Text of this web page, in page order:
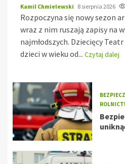
Kamil Chmielewski 8 sierpnia 2026
Rozpoczyna się nowy sezon
wraz z nim ruszają zapisy na
najmłodszych. Dziecięcy
dzieci w wieku od... Czytaj dalej